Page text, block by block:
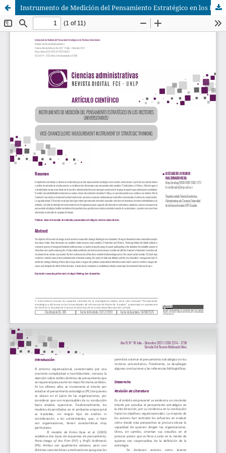
Instrumento de Medición del Pensamiento Estratégico en los Rectores Universitarios